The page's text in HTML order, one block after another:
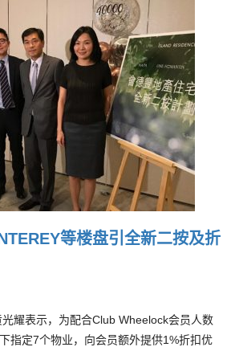
等楼盘引全新二按及折
耀表示，为配合Club Wheelock会员人数
指定7个物业，向会员额外提供1%折扣优